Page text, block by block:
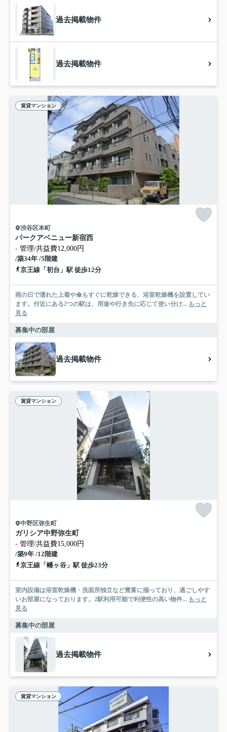
過去掲載物件
過去掲載物件
賃貸マンション
渋谷区本町
パークアベニュー新宿西
- 管理/共益費12,000円
/築34年 /5階建
京王線「初台」駅 徒歩12分
雨の日で濡れた上着や傘もすぐに乾燥できる、浴室乾燥機を設置してい
ます。付近にある2つの駅は、用途や行き先に応じて使い分け... もっと
見る
募集中の部屋
過去掲載物件
賃貸マンション
中野区弥生町
ガリシア中野弥生町
- 管理/共益費15,000円
/築9年 /12階建
京王線「幡ヶ谷」駅 徒歩23分
室内設備は浴室乾燥機・洗面所独立など豊富に揃っており、過ごしやす
いお部屋になっております。2駅利用可能で利便性の高い物件... もっと
見る
募集中の部屋
過去掲載物件
賃貸マンション